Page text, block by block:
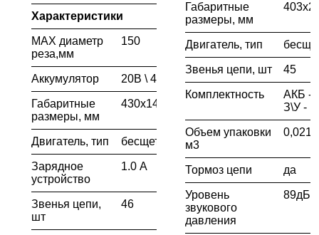
Характеристики
MAX диаметр
реза,мм
150
Аккумулятор 20В \ 4.0Ah
Габаритные
размеры, мм
430х140х205
Двигатель, тип бесщеточный
Зарядное
устройство
1.0 А
Звенья цепи,
шт
46
Габаритные
размеры, мм
Двигатель, тип
Звенья цепи, шт 45
Комплектность
АКБ -
З\У -
Объем упаковки
м3
0,021
Тормоз цепи да
Уровень
звукового
давления